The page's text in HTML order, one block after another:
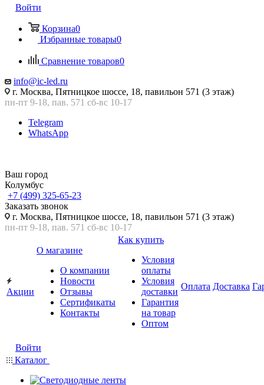
Войти
Корзина0
Избранные товары0
Сравнение товаров0
info@ic-led.ru
г. Москва, Пятницкое шоссе, 18, павильон 571 (3 этаж)
пн-пт 9-18, пав. 571 сб-вс 10-17
Telegram
WhatsApp
Ваш город
Колумбус
+7 (499) 325-65-23
Заказать звонок
г. Москва, Пятницкое шоссе, 18, павильон 571 (3 этаж)
пн-пт 9-18, пав. 571 сб-вс 10-17
Акции
О магазине
О компании
Новости
Отзывы
Сертификаты
Контакты
Как купить
Условия
оплаты
Условия
доставки
Гарантия
на товар
Оптом
Оплата Доставка
Войти
Каталог